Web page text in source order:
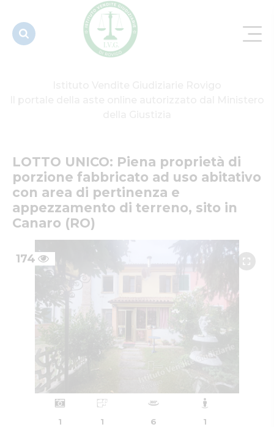
ad uso
abitativo
con area...
LOTTO UNICO: Piena proprietà di
porzione fabbricato ad uso abitativo
con area di pertinenza e
appezzamento di terreno, sito in
Canaro (RO)
174
1 1 6 1